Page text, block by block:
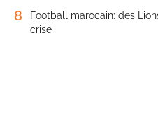
8
Football marocain: des
crise